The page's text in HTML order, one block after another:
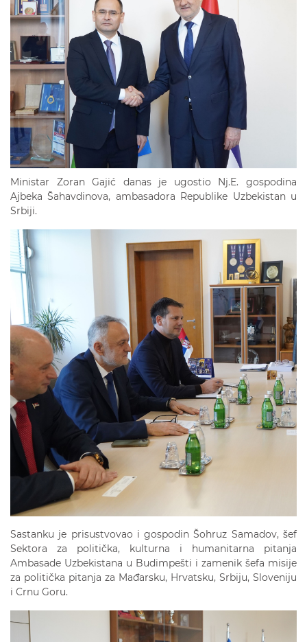
Ministar Zoran Gajić danas je ugostio Nj.E. gospodina
Ajbeka Šahavdinova, ambasadora Republike Uzbekistan u
Srbiji.
Sastanku je prisustvovao i gospodin Šohruz Samadov, šef
Sektora za politička, kulturna i humanitarna pitanja
Ambasade Uzbekistana u Budimpešti i zamenik šefa misije
za politička pitanja za Mađarsku, Hrvatsku, Srbiju, Sloveniju
i Crnu Goru.